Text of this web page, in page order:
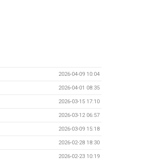
2026-04-09 10:04
2026-04-01 08:35
2026-03-15 17:10
2026-03-12 06:57
2026-03-09 15:18
2026-02-28 18:30
2026-02-23 10:19